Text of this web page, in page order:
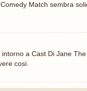
Match sembra
a Cast Di Jane
cosi.